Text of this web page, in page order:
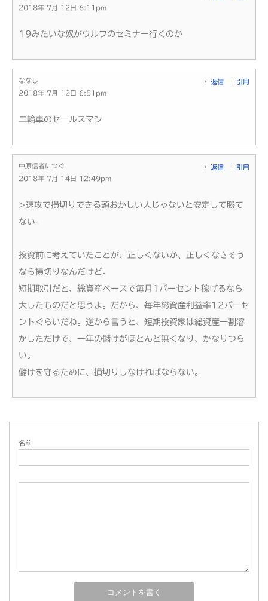
2018年 7月 12日 6:11pm
19みたいな奴がウルフのセミナー行くのか
ななし
2018年 7月 12日 6:51pm
返信 引用
二輪車のセールスマン
中原信者につぐ
2018年 7月 14日 12:49pm
返信 引用
>速攻で損切りできる頭おかしい人じゃないと安定して勝て
ない。
投資前に考えていたことが、正しくないか、正しくなさそう
なら損切りなんだけど。
短期取引だと、総資産ベースで毎月1パーセント稼げるなら
大したものだと思うよ。だから、毎年総資産利益率12パーセ
ントぐらいだね。逆から言うと、短期投資家は総資産一割溶
かしただけで、一年の儲けがほとんど無くなり、かなりつら
い。
儲けを守るために、損切りしなければならない。
名前